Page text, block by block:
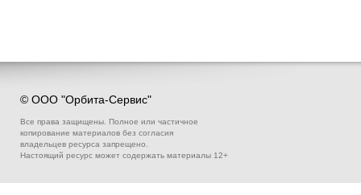
© ООО "Орбита-Сервис"
Все права защищены. Полное или частичное
копирование материалов без согласия
владельцев ресурса запрещено.
Настоящий ресурс может содержать материалы 12+